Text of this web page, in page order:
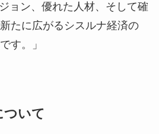
ョン、優れた人材、そして確
たに広がるシスルナ経済の
す。」
ついて